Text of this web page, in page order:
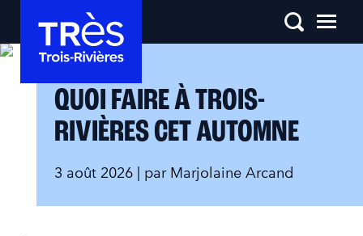
QUOI FAIRE À TROIS-
RIVIÈRES CET AUTOMNE
3 août 2026 | par Marjolaine Arcand